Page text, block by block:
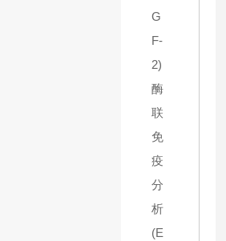
G
F-
2)
酶
联
免
疫
分
析
(E